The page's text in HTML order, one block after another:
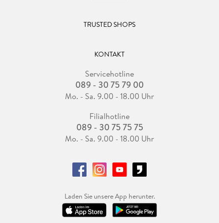
TRUSTED SHOPS
KONTAKT
Servicehotline
089 - 30 75 79 00
Mo. - Sa. 9.00 - 18.00 Uhr
Filialhotline
089 - 30 75 75 75
Mo. - Sa. 9.00 - 18.00 Uhr
Laden Sie unsere App herunter.